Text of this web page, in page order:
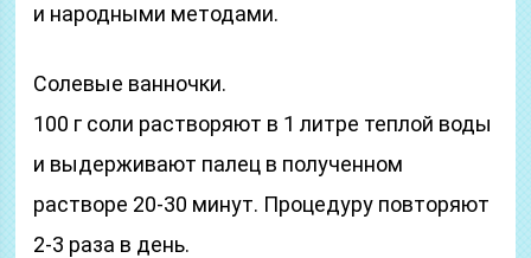
и народными методами.
Солевые ванночки.
100 г соли растворяют в 1 литре теплой воды
и выдерживают палец в полученном
растворе 20-30 минут. Процедуру повторяют
2-3 раза в день.